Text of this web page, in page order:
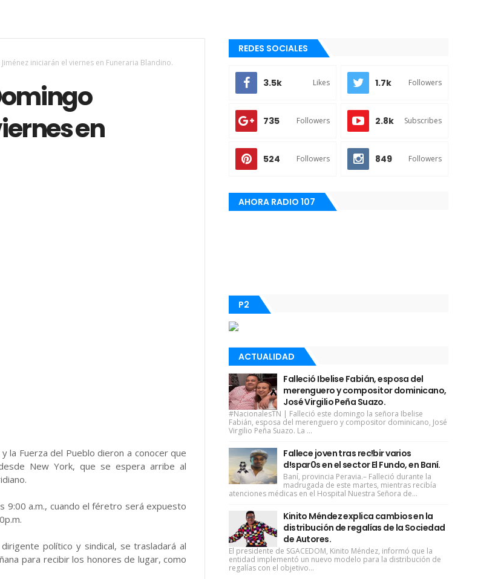
iniciarán el viernes en Funeraria Blandino.
en
la Fuerza del Pueblo dieron a conocer que
New York, que se espera arribe al
9:00 a.m., cuando el féretro será expuesto
político y sindical, se trasladará al
para recibir los honores de lugar, como
REDES SOCIALES
3.5k Likes 1.7k Followers
735 Followers 2.8k Subscribes
524 Followers 849 Followers
AHORA RADIO 107
P2
ACTUALIDAD
Falleció Ibelise Fabián, esposa del
merenguero y compositor dominicano,
José Virgilio Peña Suazo.
#NacionalesTN | Falleció este domingo la señora Ibelise
Fabián, esposa del merenguero y compositor dominicano, José
Virgilio Peña Suazo. La ...
Fallece joven tras rec!bir varios
d!spar0s en el sector El Fundo, en Baní.
Baní, provincia Peravia.– Falleció durante la
madrugada de este martes, mientras recibía
atenciones médicas en el Hospital Nuestra Señora de...
Kinito Méndez explica cambios en la
distribución de regalías de la Sociedad
de Autores.
El presidente de SGACEDOM, Kinito Méndez, informó que la
entidad implementó un nuevo modelo para la distribución de
regalías con el objetivo...